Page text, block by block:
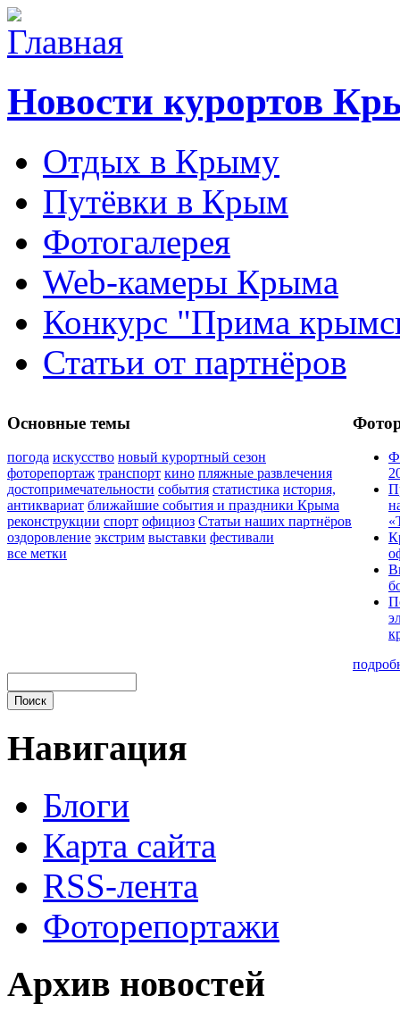
Новости курортов
Отдых в Крыму
Путёвки в Крым
Фотогалерея
Web-камеры Крыма
Конкурс "Прима
Статьи от партнёров
Основные темы
погода искусство новый курортный сезон
фоторепортаж транспорт кино пляжные развлечения
достопримечательности события статистика история,
антиквариат ближайшие события и праздники Крыма
реконструкции спорт официоз Статьи наших партнёров
оздоровление экстрим выставки фестивали
все метки
Навигация
Блоги
Карта сайта
RSS-лента
Фоторепортажи
Архив новостей